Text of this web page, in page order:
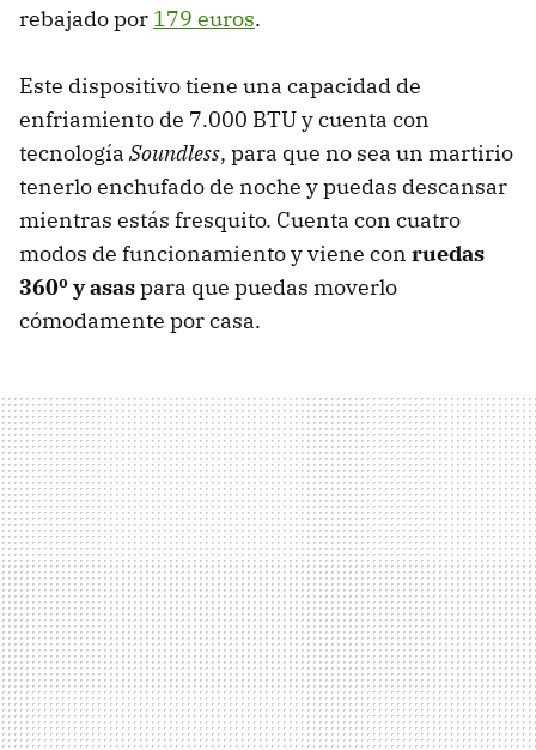
rebajado por 179 euros.
Este dispositivo tiene una capacidad de
enfriamiento de 7.000 BTU y cuenta con
tecnología Soundless, para que no sea un martirio
tenerlo enchufado de noche y puedas descansar
mientras estás fresquito. Cuenta con cuatro
modos de funcionamiento y viene con ruedas
360º y asaspara que puedas moverlo
cómodamente por casa.